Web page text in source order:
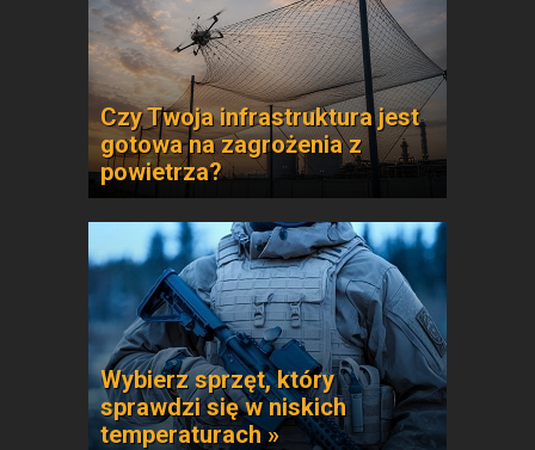
Czy Twoja infrastruktura jest
gotowa na zagrożenia z
powietrza?
Wybierz sprzęt, który
sprawdzi się w niskich
temperaturach »